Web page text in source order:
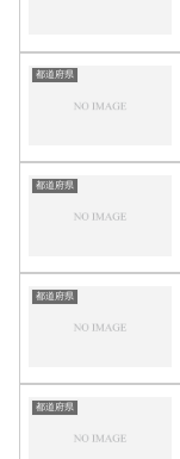
都道府県
都道府県
都道府県
都道府県